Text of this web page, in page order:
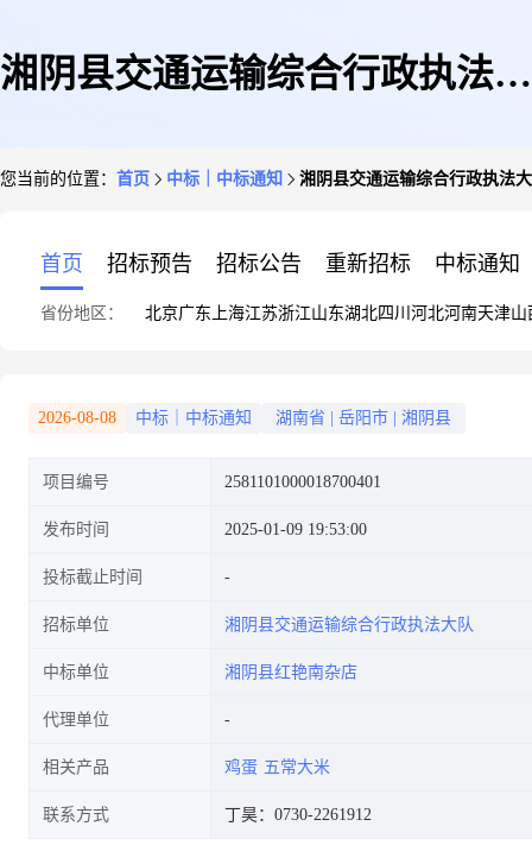
湘阴县交通运输综合行政执法大
您当前的位置： 首页 中标｜中标通知 湘阴县交通运输综合行政执法
首页 招标预告 招标公告 重新招标 中标通知
省份地区： 北京广东 上海江苏浙江山东湖北四川 河北河南天津山
2026-08-08 中标｜中标通知 湖南省 岳阳市 湘阴县
项目编号 2581101000018700401
发布时间 2025-01-09 19:53:00
投标截止时间
招标单位 湘阴县交通运输综合行政执法大队
中标单位 湘阴县红艳南杂店
代理单位
相关产品 鸡蛋 五常大米
联系方式 丁昊：0730-2261912